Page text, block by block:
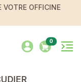
VOTRE OFFICINE
0